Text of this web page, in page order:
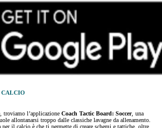
CALCIO
troviamo l’applicazione Coach Tactic Board: Soccer, una
allontanarsi troppo dalle classiche lavagne da allenamento.
il calcio è che ti permette di creare schemi e tattiche, oltre